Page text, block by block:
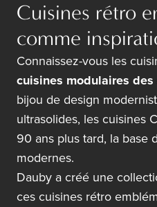
Cuisines rétro
comme
Connaissez-vous les
cuisines modulaires
bijou de design
ultrasolides, les cuisines
90 ans plus tard, la base
modernes.
Dauby a créé une
ces cuisines rétro